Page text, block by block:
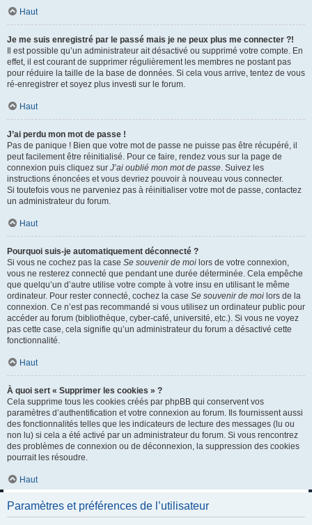
Haut
Je me suis enregistré par le passé mais je ne peux plus me connecter ?!
Il est possible qu’un administrateur ait désactivé ou supprimé votre compte. En
effet, il est courant de supprimer régulièrement les membres ne postant pas
pour réduire la taille de la base de données. Si cela vous arrive, tentez de vous
ré-enregistrer et soyez plus investi sur le forum.
Haut
J’ai perdu mon mot de passe !
Pas de panique ! Bien que votre mot de passe ne puisse pas être récupéré, il
peut facilement être réinitialisé. Pour ce faire, rendez vous sur la page de
connexion puis cliquez sur J’ai oublié mon mot de passe . Suivez les
instructions énoncées et vous devriez pouvoir à nouveau vous connecter.
Si toutefois vous ne parveniez pas à réinitialiser votre mot de passe, contactez
un administrateur du forum.
Haut
Pourquoi suis-je automatiquement déconnecté ?
Si vous ne cochez pas la case Se souvenir de moi lors de votre connexion,
vous ne resterez connecté que pendant une durée déterminée. Cela empêche
que quelqu’un d’autre utilise votre compte à votre insu en utilisant le même
ordinateur. Pour rester connecté, cochez la case Se souvenir de moi lors de la
connexion. Ce n’est pas recommandé si vous utilisez un ordinateur public pour
accéder au forum (bibliothèque, cyber-café, université, etc.). Si vous ne voyez
pas cette case, cela signifie qu’un administrateur du forum a désactivé cette
fonctionnalité.
Haut
À quoi sert « Supprimer les cookies » ?
Cela supprime tous les cookies créés par phpBB qui conservent vos
paramètres d’authentification et votre connexion au forum. Ils fournissent aussi
des fonctionnalités telles que les indicateurs de lecture des messages (lu ou
non lu) si cela a été activé par un administrateur du forum. Si vous rencontrez
des problèmes de connexion ou de déconnexion, la suppression des cookies
pourrait les résoudre.
Haut
Paramètres et préférences de l’utilisateur